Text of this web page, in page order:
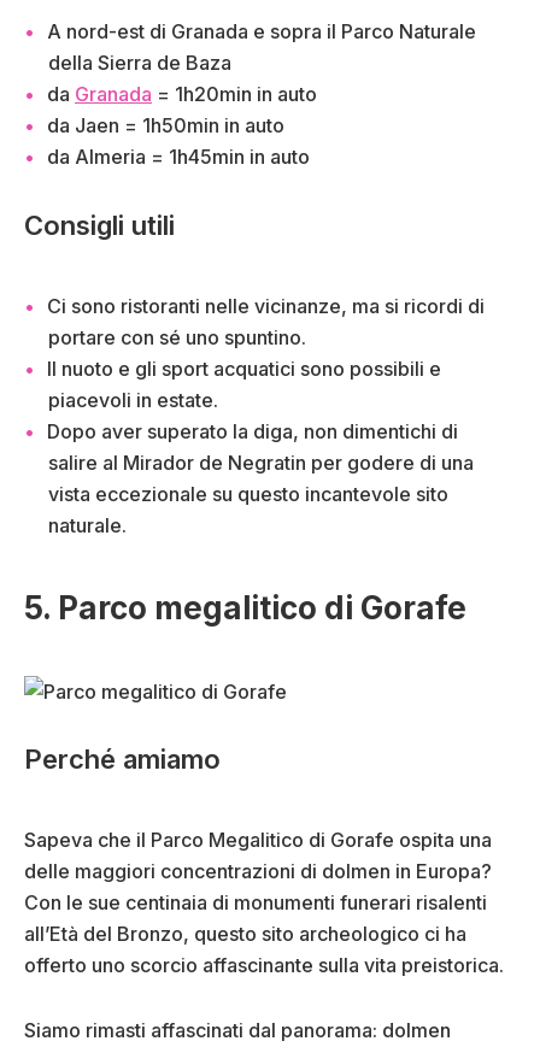
A nord-est di Granada e sopra il Parco Naturale
della Sierra de Baza
da Granada = 1h20min in auto
da Jaen = 1h50min in auto
da Almeria = 1h45min in auto
Consigli utili
Ci sono ristoranti nelle vicinanze, ma si ricordi di
portare con sé uno spuntino.
Il nuoto e gli sport acquatici sono possibili e
piacevoli in estate.
Dopo aver superato la diga, non dimentichi di
salire al Mirador de Negratin per godere di una
vista eccezionale su questo incantevole sito
naturale.
5. Parco megalitico di Gorafe
Perché amiamo
Sapeva che il Parco Megalitico di Gorafe ospita una
delle maggiori concentrazioni di dolmen in Europa?
Con le sue centinaia di monumenti funerari risalenti
all’Età del Bronzo, questo sito archeologico ci ha
offerto uno scorcio affascinante sulla vita preistorica.
Siamo rimasti affascinati dal panorama: dolmen